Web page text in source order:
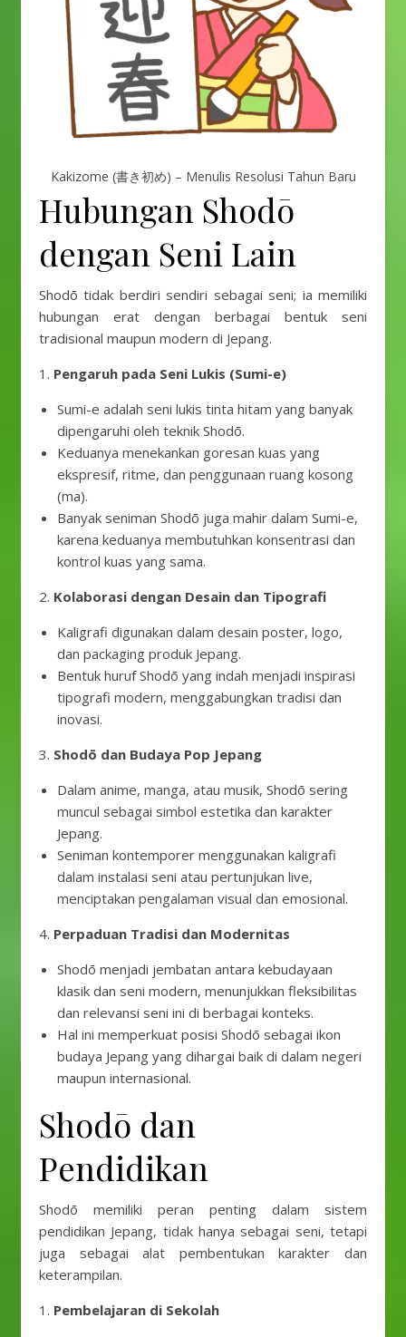
Kakizome (書き初め) – Menulis Resolusi Tahun Baru
Hubungan Shodō
dengan Seni Lain
Shodō tidak berdiri sendiri sebagai seni; ia memiliki
hubungan erat dengan berbagai bentuk seni
tradisional maupun modern di Jepang.
1. Pengaruh pada Seni Lukis (Sumi-e)
Sumi-e adalah seni lukis tinta hitam yang banyak
dipengaruhi oleh teknik Shodō.
Keduanya menekankan goresan kuas yang
ekspresif, ritme, dan penggunaan ruang kosong
(ma).
Banyak seniman Shodō juga mahir dalam Sumi-e,
karena keduanya membutuhkan konsentrasi dan
kontrol kuas yang sama.
2. Kolaborasi dengan Desain dan Tipografi
Kaligrafi digunakan dalam desain poster, logo,
dan packaging produk Jepang.
Bentuk huruf Shodō yang indah menjadi inspirasi
tipografi modern, menggabungkan tradisi dan
inovasi.
3. Shodō dan Budaya Pop Jepang
Dalam anime, manga, atau musik, Shodō sering
muncul sebagai simbol estetika dan karakter
Jepang.
Seniman kontemporer menggunakan kaligrafi
dalam instalasi seni atau pertunjukan live,
menciptakan pengalaman visual dan emosional.
4. Perpaduan Tradisi dan Modernitas
Shodō menjadi jembatan antara kebudayaan
klasik dan seni modern, menunjukkan fleksibilitas
dan relevansi seni ini di berbagai konteks.
Hal ini memperkuat posisi Shodō sebagai ikon
budaya Jepang yang dihargai baik di dalam negeri
maupun internasional.
Shodō dan
Pendidikan
Shodō memiliki peran penting dalam sistem
pendidikan Jepang, tidak hanya sebagai seni, tetapi
juga sebagai alat pembentukan karakter dan
keterampilan.
1. Pembelajaran di Sekolah